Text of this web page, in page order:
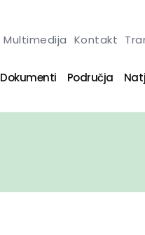
Multimedija Kontakt
Dokumenti Područja